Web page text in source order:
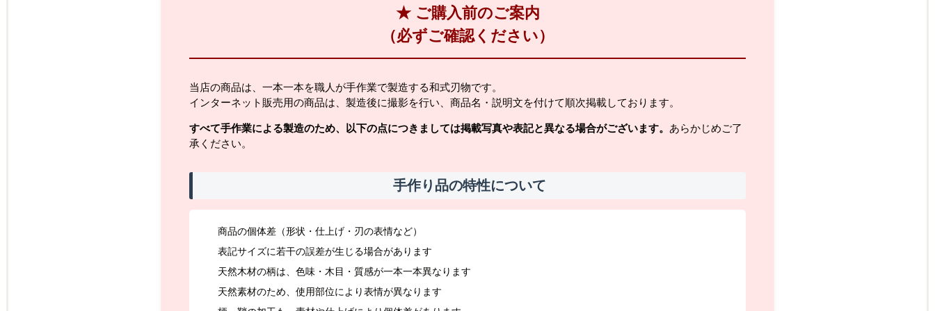
★ ご購入前のご案内
（必ずご確認ください）
当店の商品は、一本一本を職人が手作業で製造する和式刃物です。
インターネット販売用の商品は、製造後に撮影を行い、商品名・説明文を付けて順次掲載しております。
すべて手作業による製造のため、以下の点につきましては掲載写真や表記と異なる場合がございます。 あらかじめご了
承ください。
手作り品の特性について
商品の個体差（形状・仕上げ・刃の表情など）
表記サイズに若干の誤差が生じる場合があります
天然木材の柄は、色味・木目・質感が一本一本異なります
天然素材のため、使用部位により表情が異なります